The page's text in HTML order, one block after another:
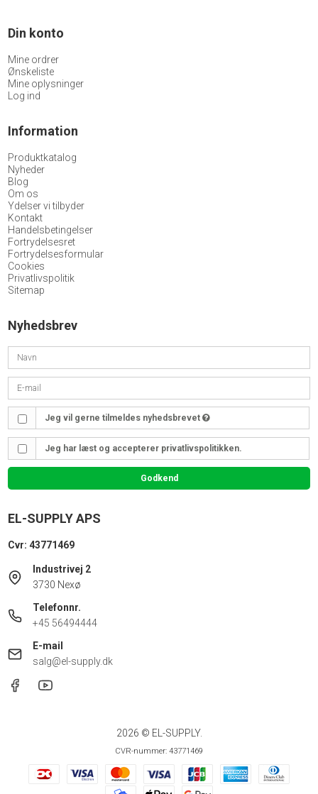
Din konto
Mine ordrer
Ønskeliste
Mine oplysninger
Log ind
Information
Produktkatalog
Nyheder
Blog
Om os
Ydelser vi tilbyder
Kontakt
Handelsbetingelser
Fortrydelsesret
Fortrydelsesformular
Cookies
Privatlivspolitik
Sitemap
Nyhedsbrev
Jeg vil gerne tilmeldes nyhedsbrevet
Jeg har læst og accepterer privatlivspolitikken.
Godkend
EL-SUPPLY APS
Cvr: 43771469
Industrivej 2
3730 Nexø
Telefonnr.
+45 56494444
E-mail
salg@el-supply.dk
2026 © EL-SUPPLY.
CVR-nummer: 43771469